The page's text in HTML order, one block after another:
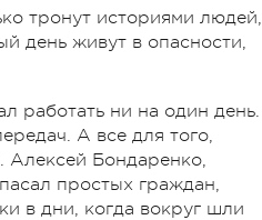
тронут историями людей,
день живут в опасности,
работать ни на один день.
А все для того,
Алексей Бондаренко,
простых граждан,
в дни, когда вокруг шли